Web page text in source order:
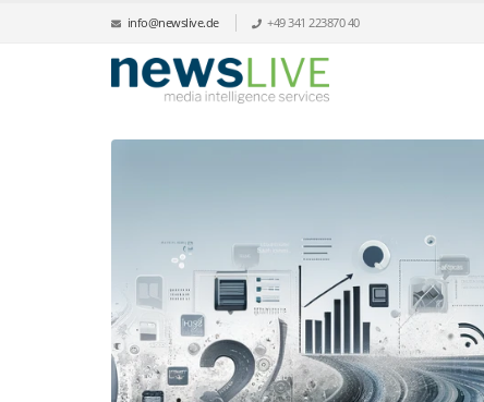
info@newslive.de +49 341 223870 40